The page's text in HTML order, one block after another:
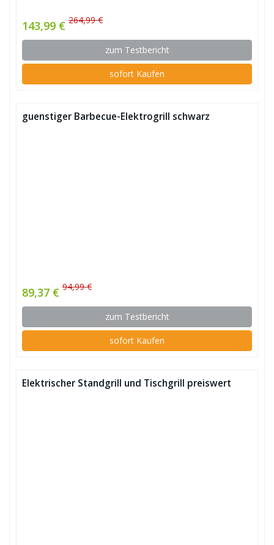
143,99 € 264,99 €
zum Testbericht
sofort Kaufen
guenstiger Barbecue-Elektrogrill schwarz
89,37 € 94,99 €
zum Testbericht
sofort Kaufen
Elektrischer Standgrill und Tischgrill preiswert